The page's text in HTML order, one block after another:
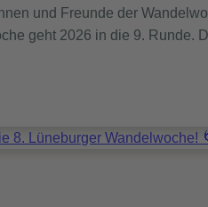
und Freunde der
geht 2026 in die 9. Runde.